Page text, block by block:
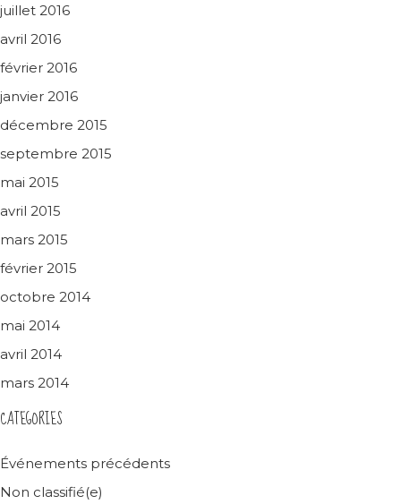
juillet 2016
avril 2016
février 2016
janvier 2016
décembre 2015
septembre 2015
mai 2015
avril 2015
mars 2015
février 2015
octobre 2014
mai 2014
avril 2014
mars 2014
CATEGORIES
Événements précédents
Non classifié(e)